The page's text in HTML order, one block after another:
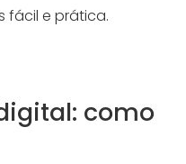
fácil e prática.
como